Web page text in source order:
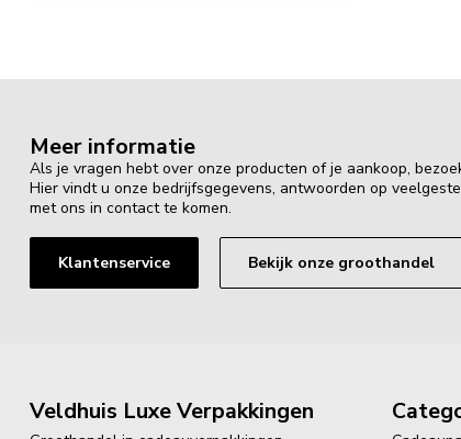
Meer informatie
Als je vragen hebt over onze producten of je aankoop,
Hier vindt u onze bedrijfsgegevens, antwoorden op
met ons in contact te komen.
Klantenservice Bekijk onze groothandel
Veldhuis Luxe Verpakkingen